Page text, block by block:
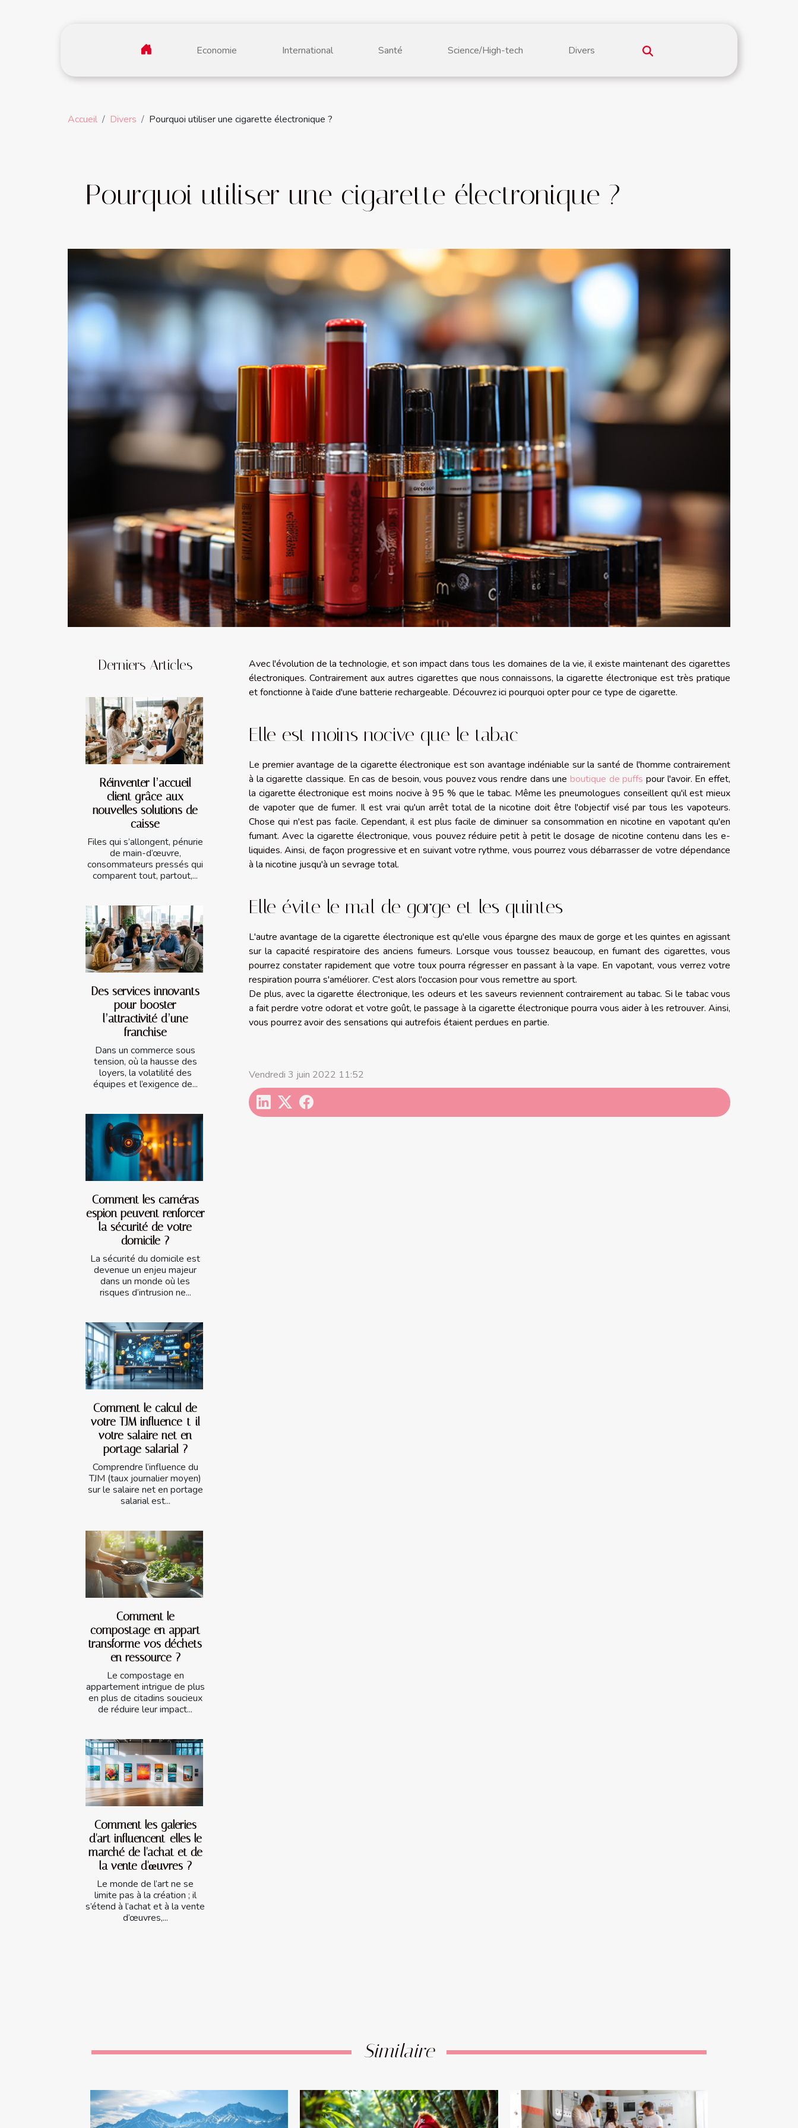
Economie International Santé Science/High-tech Divers
Accueil Divers Pourquoi utiliser une cigarette électronique ?
Pourquoi utiliser une cigarette électronique ?
Derniers Articles
Réinventer l’accueil
client grâce aux
nouvelles solutions de
caisse
Files qui s’allongent, pénurie
de main-d’œuvre,
consommateurs pressés qui
comparent tout, partout,...
Des services innovants
pour booster
l’attractivité d’une
franchise
Dans un commerce sous
tension, où la hausse des
loyers, la volatilité des
équipes et l’exigence de...
Comment les caméras
espion peuvent renforcer
la sécurité de votre
domicile ?
La sécurité du domicile est
devenue un enjeu majeur
dans un monde où les
risques d’intrusion ne...
Comment le calcul de
votre TJM influence-t-il
votre salaire net en
portage salarial ?
Comprendre l’influence du
TJM (taux journalier moyen)
sur le salaire net en portage
salarial est...
Comment le
compostage en appart
transforme vos déchets
en ressource ?
Le compostage en
appartement intrigue de plus
en plus de citadins soucieux
de réduire leur impact...
Comment les galeries
d'art influencent-elles le
marché de l'achat et de
la vente d'œuvres ?
Le monde de l’art ne se
limite pas à la création ; il
s’étend à l’achat et à la vente
d’œuvres,...
Avec l'évolution de la technologie, et son impact dans tous les domaines de la vie, il existe maintenant des cigarettes
électroniques. Contrairement aux autres cigarettes que nous connaissons, la cigarette électronique est très pratique
et fonctionne à l'aide d'une batterie rechargeable. Découvrez ici pourquoi opter pour ce type de cigarette.
Elle est moins nocive que le tabac
Le premier avantage de la cigarette électronique est son avantage indéniable sur la santé de l'homme contrairement
à la cigarette classique. En cas de besoin, vous pouvez vous rendre dans uneboutique de puffs pour l'avoir. En effet,
la cigarette électronique est moins nocive à 95 % que le tabac. Même les pneumologues conseillent qu'il est mieux
de vapoter que de fumer. Il est vrai qu'un arrêt total de la nicotine doit être l'objectif visé par tous les vapoteurs.
Chose qui n'est pas facile. Cependant, il est plus facile de diminuer sa consommation en nicotine en vapotant qu'en
fumant. Avec la cigarette électronique, vous pouvez réduire petit à petit le dosage de nicotine contenu dans les e-
liquides. Ainsi, de façon progressive et en suivant votre rythme, vous pourrez vous débarrasser de votre dépendance
à la nicotine jusqu'à un sevrage total.
Elle évite le mal de gorge et les quintes
L'autre avantage de la cigarette électronique est qu'elle vous épargne des maux de gorge et les quintes en agissant
sur la capacité respiratoire des anciens fumeurs. Lorsque vous toussez beaucoup, en fumant des cigarettes, vous
pourrez constater rapidement que votre toux pourra régresser en passant à la vape. En vapotant, vous verrez votre
respiration pourra s'améliorer. C'est alors l'occasion pour vous remettre au sport.
De plus, avec la cigarette électronique, les odeurs et les saveurs reviennent contrairement au tabac. Si le tabac vous
a fait perdre votre odorat et votre goût, le passage à la cigarette électronique pourra vous aider à les retrouver. Ainsi,
vous pourrez avoir des sensations qui autrefois étaient perdues en partie.
Vendredi 3 juin 2022 11:52
Similaire